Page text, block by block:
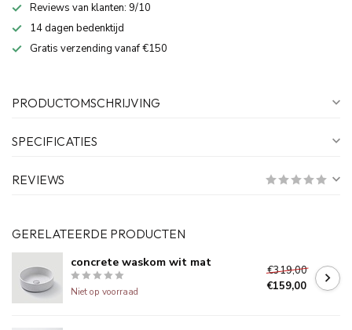
Reviews van klanten: 9/10
14 dagen bedenktijd
Gratis verzending vanaf €150
PRODUCTOMSCHRIJVING
SPECIFICATIES
REVIEWS
GERELATEERDE PRODUCTEN
concrete waskom wit mat
Niet op voorraad
€319,00
€159,00